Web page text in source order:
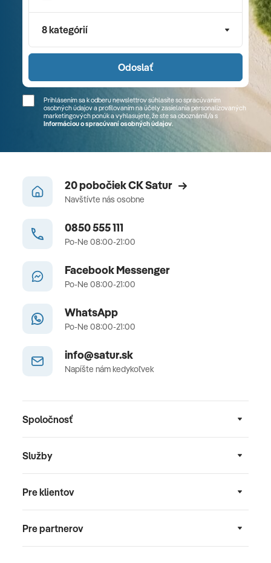
8 kategórií
Odoslať
Prihlásením sa k odberu newslettrov súhlasíte so spracúvaním
osobných údajov a profilovaním na účely zasielania personalizovaných
marketingových ponúk a vyhlasujete, že ste sa oboznámil/a s
Informáciou o spracúvaní osobných údajov.
20 pobočiek CK Satur
Navštívte nás osobne
0850 555 111
Po-Ne 08:00-21:00
Facebook Messenger
Po-Ne 08:00-21:00
WhatsApp
Po-Ne 08:00-21:00
info@satur.sk
Napíšte nám kedykoľvek
Spoločnosť
Služby
Pre klientov
Pre partnerov